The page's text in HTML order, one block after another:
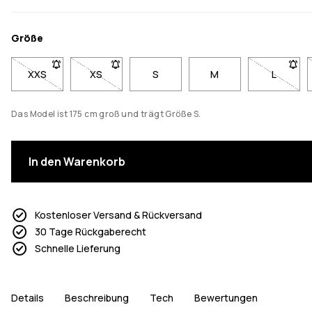
Größe
XXS- Größe XXS nicht verfügbar. Klicke, um benachrichtigt zu
XS- Größe XS nicht verfügbar. Klicke, um
S M L- Größe
Das Model ist 175 cm groß und trägt Größe S.
In den Warenkorb
Kostenloser Versand & Rückversand
30 Tage Rückgaberecht
Schnelle Lieferung
Details Beschreibung Tech Bewertungen